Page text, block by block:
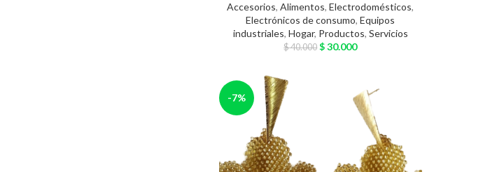
Accesorios,Alimentos,Electrodomésticos,
Electrónicos de consumo,Equipos
industriales, Hogar, Productos, Servicios
$40.000 $30.000
-7%